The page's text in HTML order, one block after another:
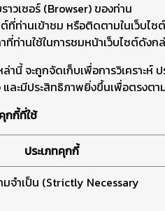
วเซอร์ (Browser) ของท่าน
ที่ท่านเข้าชม หรือติดตามในเว็บไซต์
ที่ท่านใช้ในการชมหน้าเว็บไซต์ดัง
านี้ จะถูกจัดเก็บเพื่อการวิเคราะ
และมีประสิทธิภาพยิ่งขึ้นเพื่อตรงต
กกี้ที่ใช้
ประเภทคุกกี้
มจำเป็น (Strictly Necessary